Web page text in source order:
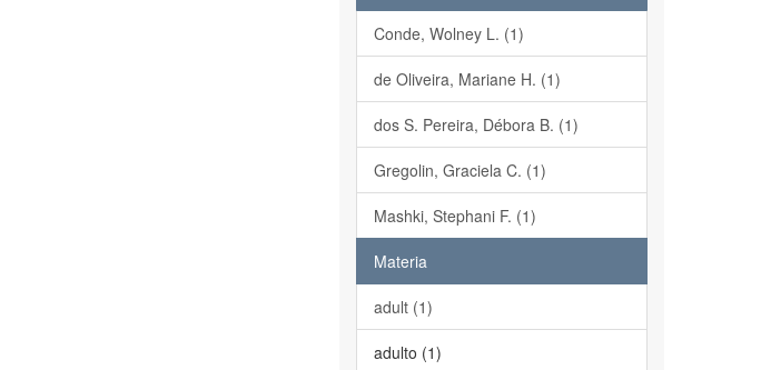
Conde, Wolney L. (1)
de Oliveira, Mariane H. (1)
dos S. Pereira, Débora B. (1)
Gregolin, Graciela C. (1)
Mashki, Stephani F. (1)
Materia
adult (1)
adulto (1)